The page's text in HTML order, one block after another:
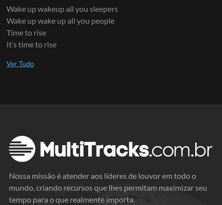
Wake up wakeup all you sleepers
Wake up wake up all you people
Time to rise
It’s time to rise
Nossa missão é atender aos líderes de louvor em todo o
mundo, criando recursos que lhes permitam maximizar seu
tempo para o que realmente importa.